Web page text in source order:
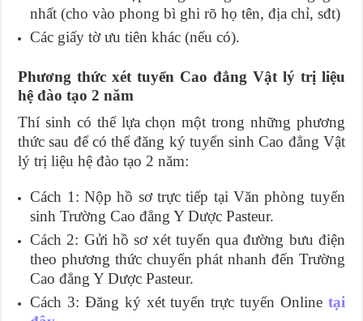
nhất (cho vào phong bì ghi rõ họ tên, địa chỉ, sđt)
Các giấy tờ ưu tiên khác (nếu có).
Phương thức xét tuyển Cao đẳng Vật lý trị liệu
hệ đào tạo 2 năm
Thí sinh có thể lựa chọn một trong những phương
thức sau để có thể đăng ký tuyển sinh Cao đẳng Vật
lý trị liệu hệ đào tạo 2 năm:
Cách 1: Nộp hồ sơ trực tiếp tại Văn phòng tuyển
sinh Trường Cao đẳng Y Dược Pasteur.
Cách 2: Gửi hồ sơ xét tuyển qua đường bưu điện
theo phương thức chuyển phát nhanh đến Trường
Cao đẳng Y Dược Pasteur.
Cách 3: Đăng ký xét tuyển trực tuyến Online tại